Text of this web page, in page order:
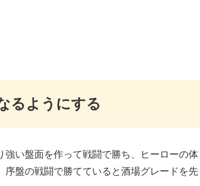
るようにする
い盤面を作って戦闘で勝ち、ヒーローの体
盤の戦闘で勝てていると酒場グレードを先